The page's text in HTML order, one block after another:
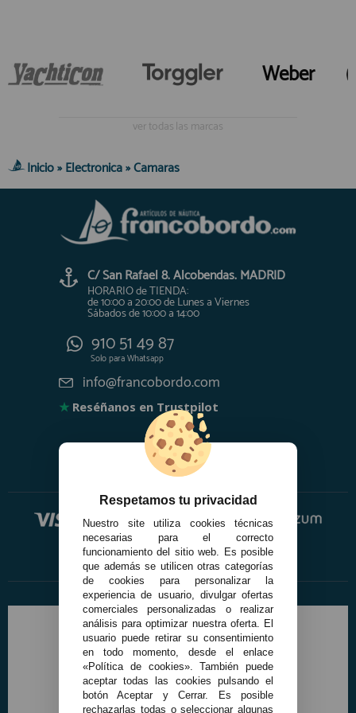
Weber
ver todas las marcas
Inicio»Electronica»Camaras
C/ San Rafael 8. Alcobendas. MADRID
HORARIO de TIENDA:
de 10:00 a 20:00 de Lunes a Viernes
Sábados de 10:00 a 14:00
910 51 49 87
Solo paraWhatsapp
info@francobordo.com
★ Reséñanos en Trustpilot
Respetamos tu privacidad
Nuestro site utiliza cookies técnicas
necesarias para el correcto
funcionamiento del sitio web. Es posible
que además se utilicen otras categorías
de cookies para personalizar la
experiencia de usuario, divulgar ofertas
comerciales personalizadas o realizar
análisis para optimizar nuestra oferta. El
usuario puede retirar su consentimiento
en todo momento, desde el enlace
«Política de cookies». También puede
aceptar todas las cookies pulsando el
botón Aceptar y Cerrar. Es posible
rechazarlas todas o seleccionar algunas